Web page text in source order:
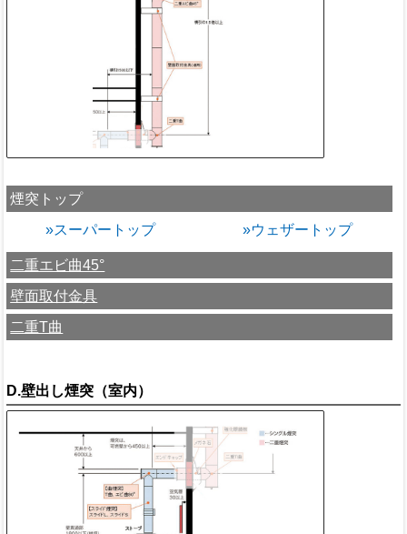
煙突トップ
»スーパートップ
»ウェザートップ
二重エビ曲45°
壁面取付金具
二重T曲
D.壁出し煙突（室内）